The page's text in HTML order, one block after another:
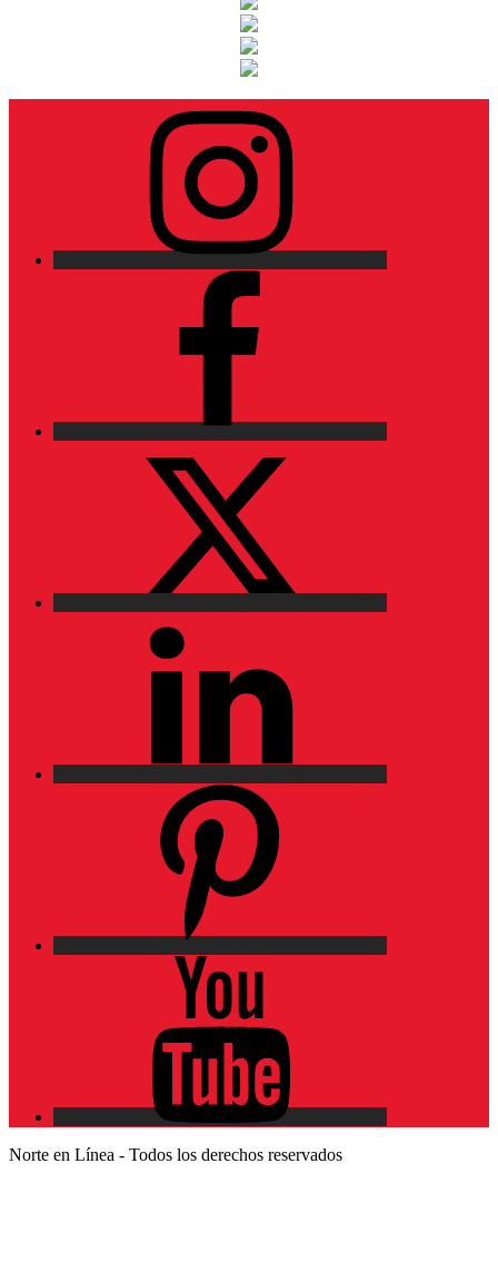
Norte en Línea - Todos los derechos reservados